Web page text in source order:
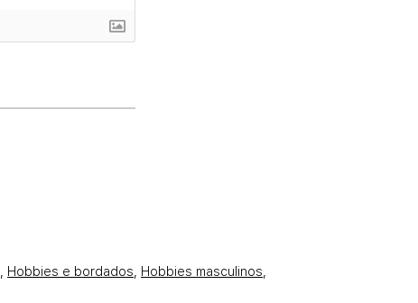
Hobbies e bordados Hobbies masculinos